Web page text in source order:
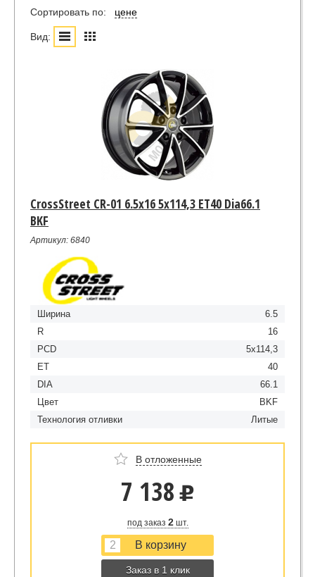
Сортировать по: цене
Вид:
CrossStreet CR-01 6.5x16 5x114,3 ET40 Dia66.1
BKF
Артикул: 6840
Ширина
6.5
R
16
PCD
5x114,3
ET
40
DIA
66.1
Цвет
BKF
Технология отливки
Литые
В отложенные
7 138 u
под заказ 2шт.
Заказ в 1 клик